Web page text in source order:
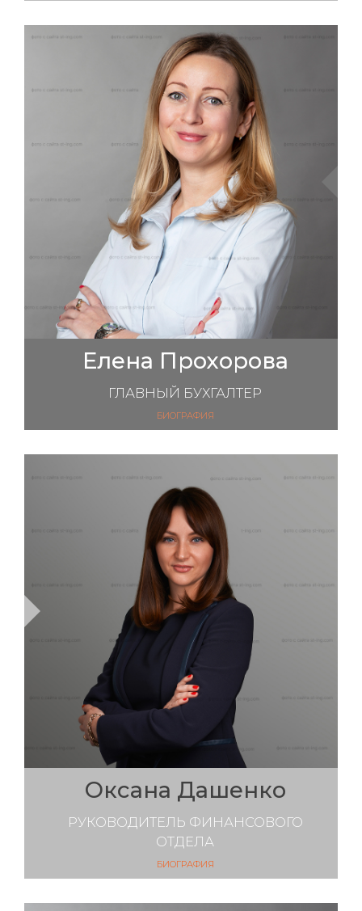
БИОГРАФИЯ
Елена Прохорова
ГЛАВНЫЙ БУХГАЛТЕР
БИОГРАФИЯ
Оксана Дашенко
РУКОВОДИТЕЛЬ ФИНАНСОВОГО
ОТДЕЛА
БИОГРАФИЯ